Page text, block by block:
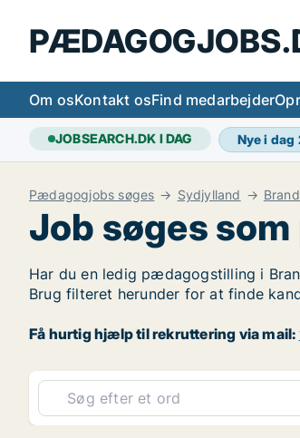
Om osKontakt osFind medarbejder
JOBSEARCH.DK I DAG Nye i dag
Pædagogjobs søges Sydjylland
Job søges
Har du en ledig pædagogstilling i
Brug filteret herunder for at finde
Få hurtig hjælp til rekruttering via mail: